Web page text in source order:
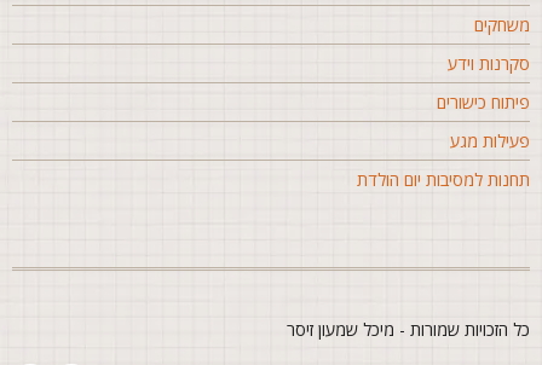
וידע
כישורים
מגע
למסיבות יום הולדת
הזכויות שמורות - מיכל שמעון זיסר